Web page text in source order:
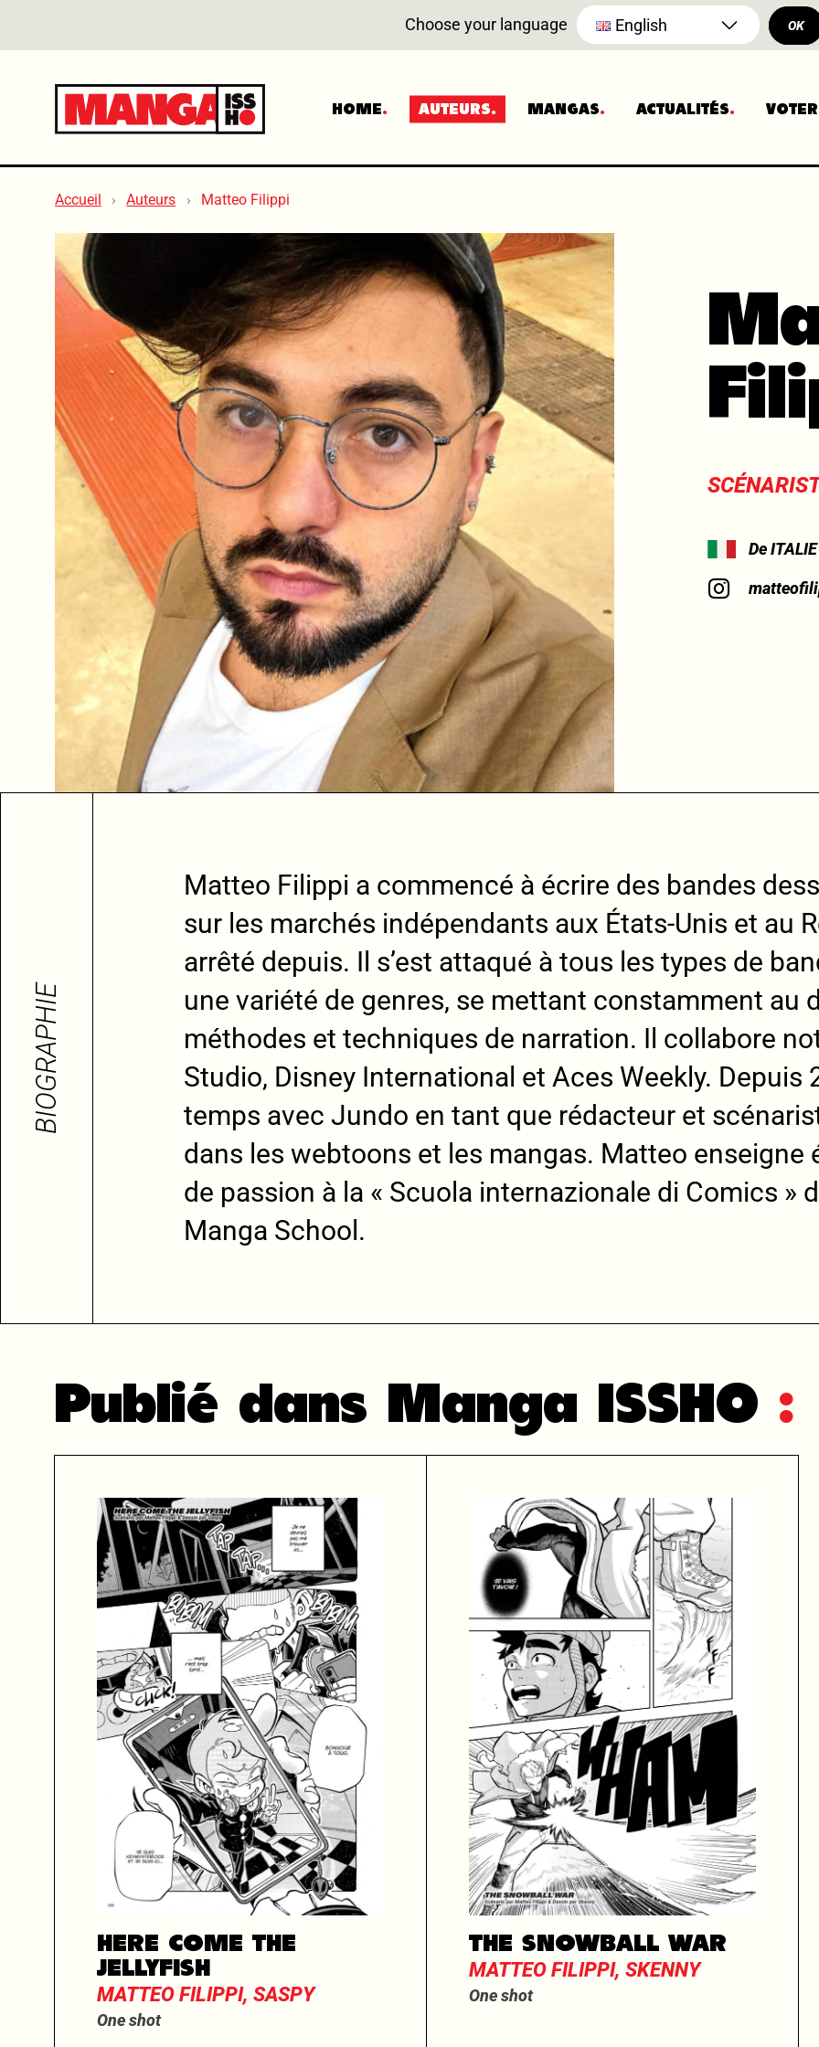
Choose your language English OK
HOME AUTEURS MANGAS ACTUALITÉS VOTER
Accueil Auteurs Matteo Filippi
De ITALIE
BIOGRAPHIE
Matteo Filippi a commencé à écrire des bandes
sur les marchés indépendants aux États-Unis et au
arrêté depuis. Il s’est attaqué à tous les types de
une variété de genres, se mettant constamment au
méthodes et techniques de narration. Il collabore
Studio, Disney International et Aces Weekly. Depuis
temps avec Jundo en tant que rédacteur et
dans les webtoons et les mangas. Matteo enseigne
de passion à la « Scuola internazionale di Comics »
Manga School.
Publié dans Manga ISSHO :
HERE COME THE
JELLYFISH
MATTEO FILIPPI, SASPY
One shot
THE SNOWBALL WAR
MATTEO FILIPPI, SKENNY
One shot